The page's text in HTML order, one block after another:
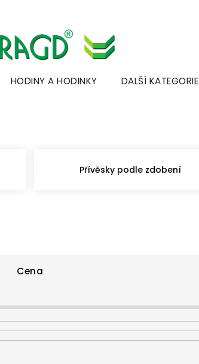
HODINY A HODINKY DALŠÍ KATEGORIE
Přívěsky podle zdobení
Cena